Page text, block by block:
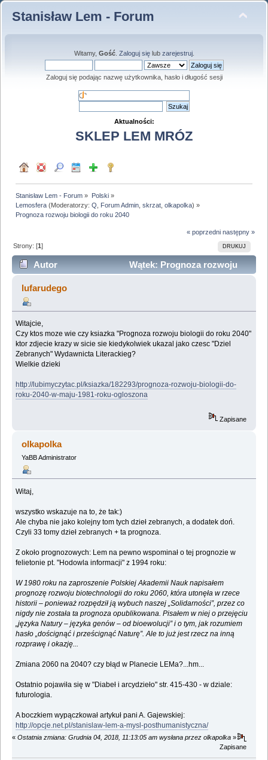
Stanisław Lem - Forum
Witamy, Gość. Zaloguj sięlub zarejestruj.
Zaloguj się podając nazwę użytkownika, hasło i długość sesji
Aktualności:
SKLEP LEM MRÓZ
Stanisław Lem - Forum » Polski»
Lemosfera (Moderatorzy:Q Forum Admin ,skrzat ,olkapolka) »
Prognoza rozwoju biologii do roku 2040
« poprzedni następny »
DRUKUJ
Strony: [1]
Autor
Wątek: Prognoza rozwoju
biologii do roku 2040 (Przeczytany 18521 razy)
lufarudego
Witajcie,
Czy ktos moze wie czy ksiazka "Prognoza rozwoju biologii do roku 2040"
ktor zdjecie krazy w sicie sie kiedykolwiek ukazal jako czesc "Dziel
Zebranych" Wydawnicta Literackieg?
Wielkie dzieki
http://lubimyczytac.pl/ksiazka/182293/prognoza-rozwoju-biologii-do-
roku-2040-w-maju-1981-roku-ogloszona
Zapisane
olkapolka
YaBB Administrator
Witaj,
wszystko wskazuje na to, że tak:)
Ale chyba nie jako kolejny tom tych dzieł zebranych, a dodatek doń.
Czyli 33 tomy dzieł zebranych + ta prognoza.
Z około prognozowych: Lem na pewno wspominał o tej prognozie w
felietonie pt. "Hodowla informacji" z 1994 roku:
W 1980 roku na zaproszenie Polskiej Akademii Nauk napisałem
prognozę rozwoju biotechnologii do roku 2060, która utonęła w rzece
historii – ponieważ rozpędził ją wybuch naszej „Solidarności”, przez co
nigdy nie została ta prognoza opublikowana. Pisałem w niej o przejęciu
„języka Natury – języka genów – od bioewolucji” i o tym, jak rozumiem
hasło „doścignąć i prześcignąć Naturę”. Ale to już jest rzecz na inną
rozprawę i okazję...
Zmiana 2060 na 2040? czy błąd w Planecie LEMa?...hm...
Ostatnio pojawiła się w "Diabeł i arcydzieło" str. 415-430 - w dziale:
futurologia.
A boczkiem wypączkował artykuł pani A. Gajewskiej:
http://opcje.net.pl/stanislaw-lem-a-mysl-posthumanistyczna/
« Ostatnia zmiana: Grudnia 04, 2018, 11:13:05 am wysłana przez olkapolka »
Zapisane